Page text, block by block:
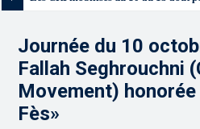
Journée du 10
Fallah Seghrouchni
Movement)
Fès»